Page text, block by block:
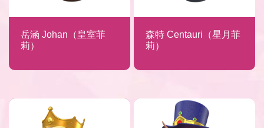
岳涵 Johan（皇室菲
莉）
森特 Centauri（星月菲
莉）